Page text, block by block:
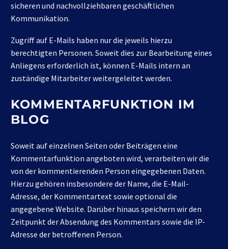
sicheren und nachvollziehbaren geschäftlichen
Kommunikation.
Zugriff auf E-Mails haben nur die jeweils hierzu
berechtigten Personen. Soweit dies zur Bearbeitung eines
Anliegens erforderlich ist, können E-Mails intern an
zuständige Mitarbeiter weitergeleitet werden.
KOMMENTARFUNKTION IM
BLOG
Soweit auf einzelnen Seiten oder Beiträgen eine
Kommentarfunktion angeboten wird, verarbeiten wir die
von der kommentierenden Person eingegebenen Daten.
Hierzu gehören insbesondere der Name, die E-Mail-
Adresse, der Kommentartext sowie optional die
angegebene Website. Darüber hinaus speichern wir den
Zeitpunkt der Absendung des Kommentars sowie die IP-
Adresse der betroffenen Person.